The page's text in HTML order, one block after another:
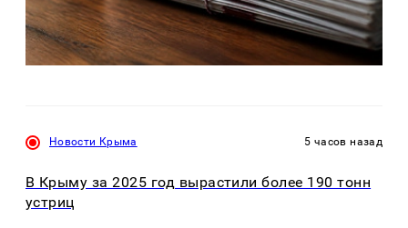
Новости Крыма 5 часов назад
В Крыму за 2025 год вырастили более 190 тонн
устриц